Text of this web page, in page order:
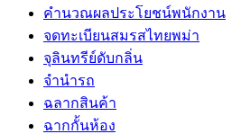
คำนวณผลประโยชน์พนักงาน
จดทะเบียนสมรสไทยพม่า
จุลินทรีย์ดับกลิ่น
จํานํารถ
ฉลากสินค้า
ฉากกั้นห้อง